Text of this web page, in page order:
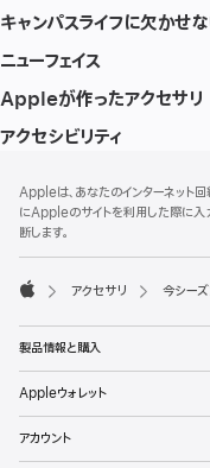
キャンパスライフに欠かせ
ニューフェイス
Appleが作ったアクセサリ
アクセシビリティ
ッ
タ
ー
注
Appleは、あなたのインターネット
にAppleのサイトを利用した際に入
断します。
アクセサリ 今シー
製品情報と購入
Appleウォレット
アカウント